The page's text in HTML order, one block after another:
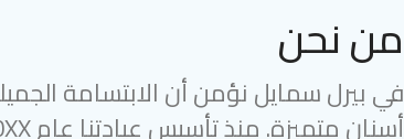
من نحن
في بيرل سمايل نؤمن أن الابتسامة